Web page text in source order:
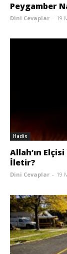
Peygamber
Dini Cevaplar - 19
Hadis
Allah’ın
İletir?
Dini Cevaplar - 19